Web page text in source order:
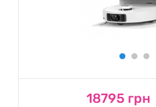
18795 грн